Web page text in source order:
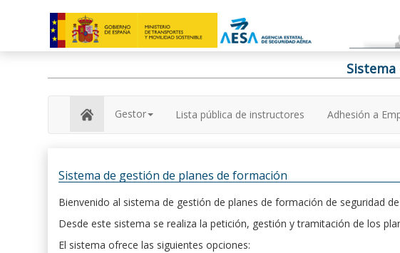
Gestor Lista pública de instructores Adhesión a
Sistema de gestión de planes de formación
Bienvenido al sistema de gestión de planes de formación de seguridad
Desde este sistema se realiza la petición, gestión y tramitación de los
El sistema ofrece las siguientes opciones: